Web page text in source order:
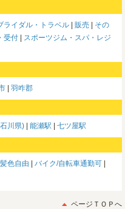
ライダル・トラベル 販売
その
受付
スポーツジム・スパ・レジ
羽咋郡
川県) 能瀬駅 七ツ屋駅
髪色自由
バイク/自転車通勤可
ページＴＯＰへ